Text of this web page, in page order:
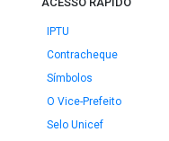
IPTU
Contracheque
Símbolos
O Vice-Prefeito
Selo Unicef